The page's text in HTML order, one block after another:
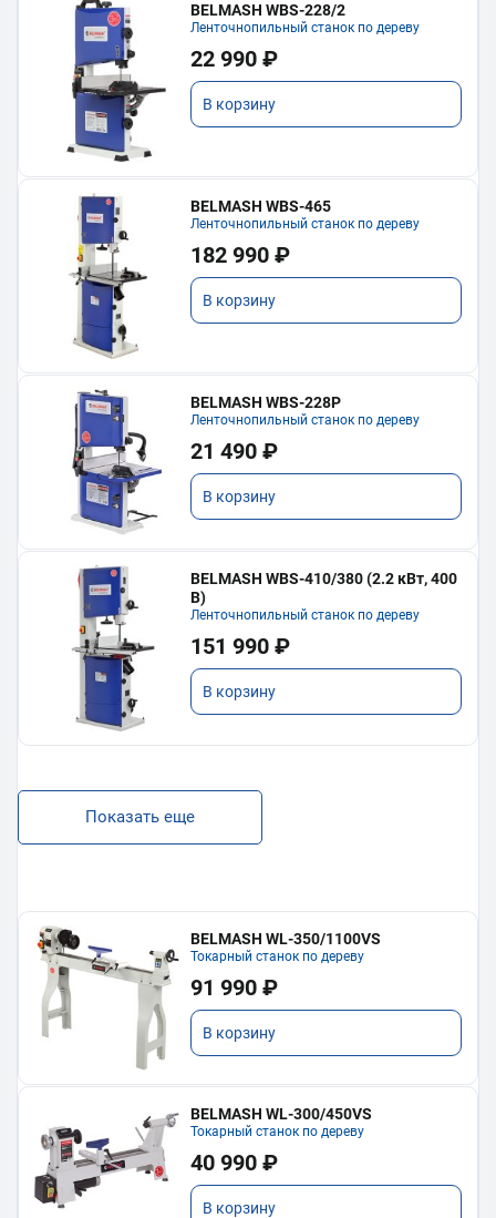
BELMASH WBS-228/2
Ленточнопильный станок по дереву
22 990 ₽
В корзину
BELMASH WBS-465
Ленточнопильный станок по дереву
182 990 ₽
В корзину
BELMASH WBS-228P
Ленточнопильный станок по дереву
21 490 ₽
В корзину
BELMASH WBS-410/380 (2.2 кВт, 400
В)
Ленточнопильный станок по дереву
151 990 ₽
В корзину
Показать еще
BELMASH WL-350/1100VS
Токарный станок по дереву
91 990 ₽
В корзину
BELMASH WL-300/450VS
Токарный станок по дереву
40 990 ₽
В корзину